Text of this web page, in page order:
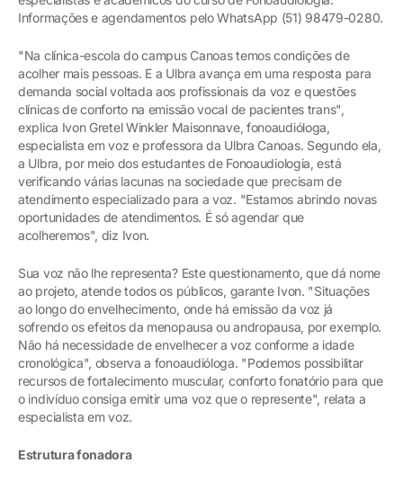
Informações e agendamentos pelo WhatsApp (51) 98479-0280.
"Na clínica-escola do campus Canoas temos condições de
acolher mais pessoas. E a Ulbra avança em uma resposta para
demanda social voltada aos profissionais da voz e questões
clínicas de conforto na emissão vocal de pacientes trans",
explica Ivon Gretel Winkler Maisonnave, fonoaudióloga,
especialista em voz e professora da Ulbra Canoas. Segundo ela,
a Ulbra, por meio dos estudantes de Fonoaudiologia, está
verificando várias lacunas na sociedade que precisam de
atendimento especializado para a voz. "Estamos abrindo novas
oportunidades de atendimentos. É só agendar que
acolheremos", diz Ivon.
Sua voz não lhe representa? Este questionamento, que dá nome
ao projeto, atende todos os públicos, garante Ivon. "Situações
ao longo do envelhecimento, onde há emissão da voz já
sofrendo os efeitos da menopausa ou andropausa, por exemplo.
Não há necessidade de envelhecer a voz conforme a idade
cronológica", observa a fonoaudióloga. "Podemos possibilitar
recursos de fortalecimento muscular, conforto fonatório para que
o indivíduo consiga emitir uma voz que o represente", relata a
especialista em voz.
Estrutura fonadora